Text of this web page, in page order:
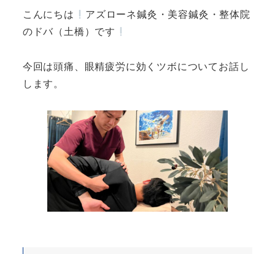
こんにちは
アズローネ鍼灸・美容鍼灸・整体院
のドバ（土橋）です
今回は頭痛、眼精疲労に効くツボについてお話し
します。